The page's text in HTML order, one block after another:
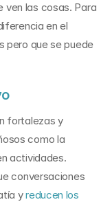
ven las cosas. Para
en el
pero que se puede
fortalezas y
como la
actividades.
conversaciones
y reducen los